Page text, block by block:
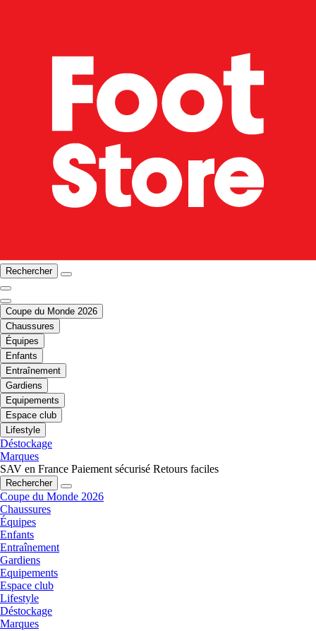
Rechercher
Coupe du Monde 2026
Chaussures
Équipes
Enfants
Entraînement
Gardiens
Equipements
Espace club
Lifestyle
Déstockage
Marques
SAV en France Paiement sécurisé Retours faciles
Rechercher
Coupe du Monde 2026
Chaussures
Équipes
Enfants
Entraînement
Gardiens
Equipements
Espace club
Lifestyle
Déstockage
Marques